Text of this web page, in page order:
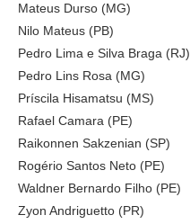
Mateus Durso (MG)
Nilo Mateus (PB)
Pedro Lima e Silva Braga (RJ)
Pedro Lins Rosa (MG)
Príscila Hisamatsu (MS)
Rafael Camara (PE)
Raikonnen Sakzenian (SP)
Rogério Santos Neto (PE)
Waldner Bernardo Filho (PE)
Zyon Andriguetto (PR)